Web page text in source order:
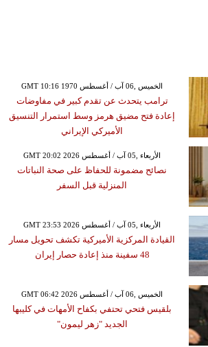
GMT 10:16 1970 الخميس ,06 آب / أغسطس
ترامب يتحدث عن تقدم كبير في مفاوضات
إعادة فتح مضيق هرمز وسط استمرار التنسيق
الأميركي الإيراني
GMT 20:02 2026 الأربعاء ,05 آب / أغسطس
نصائح مضمونة للحفاظ على صحة النباتات
المنزلية قبل السفر
GMT 23:53 2026 الأربعاء ,05 آب / أغسطس
القيادة المركزية الأميركية تكشف تحويل مسار
48 سفينة منذ إعادة حصار إيران
GMT 06:42 2026 الخميس ,06 آب / أغسطس
بلقيس فتحي تحتفي بكفاح الأمهات في كليبها
الجديد "زهر ليمون"